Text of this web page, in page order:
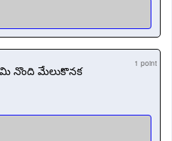
నొంది మేలుకొనక
1 point